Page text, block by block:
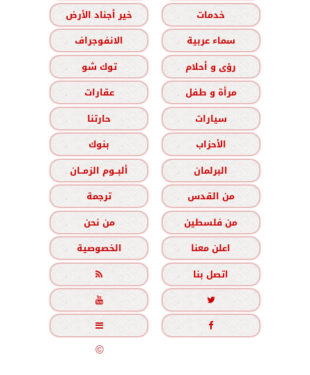
خدمات
خير أجناد الأرض
سماء عربية
الانفوجراف
رؤى و أحلام
توك شو
مرأة و طفل
عقارات
سيارات
حارتنا
الأحزاب
بنوك
البرلمان
ألبــوم الزمــان
من القدس
ترجمة
من فلسطين
من نحن
اعلن معنا
الخصوصية
اتصل بنا





جميع الحقوق محفوظة©